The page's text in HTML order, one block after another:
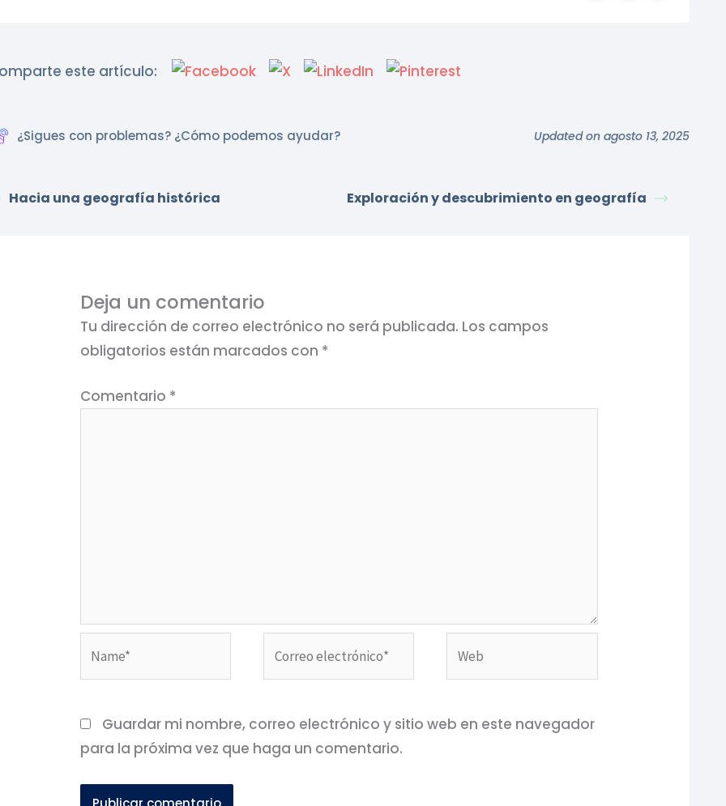
este artículo:
¿Sigues con problemas? ¿Cómo podemos ayudar? Updated on agosto 13, 2025
Hacia una geografía histórica Exploración y descubrimiento en geografía
Deja un comentario
Tu dirección de correo electrónico no será publicada. Los campos
obligatorios están marcados con *
Comentario *
Guardar mi nombre, correo electrónico y sitio web en este navegador
para la próxima vez que haga un comentario.